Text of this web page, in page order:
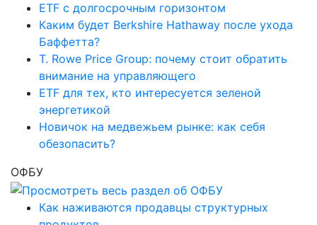
ETF с долгосрочным горизонтом
Каким будет Berkshire Hathaway после ухода
Баффетта?
T. Rowe Price Group: почему стоит обратить
внимание на управляющего
ETF для тех, кто интересуется зеленой
энергетикой
Новичок на медвежьем рынке: как себя
обезопасить?
ОФБУ
Как наживаются продавцы структурных